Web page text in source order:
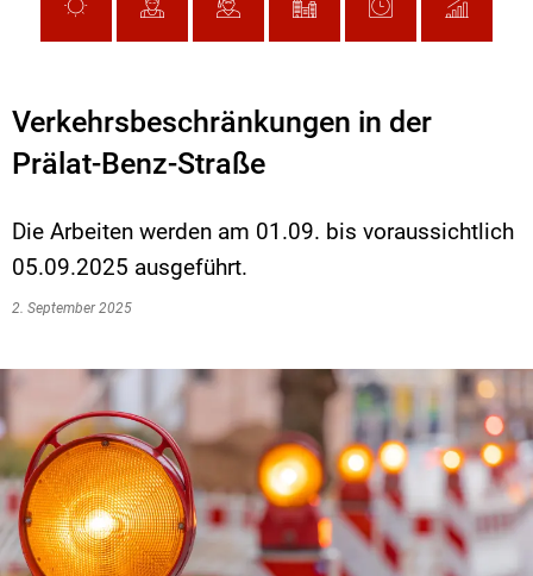
Verkehrsbeschränkungen in der
Prälat-Benz-Straße
Die Arbeiten werden am 01.09. bis voraussichtlich
05.09.2025 ausgeführt.
2. September 2025